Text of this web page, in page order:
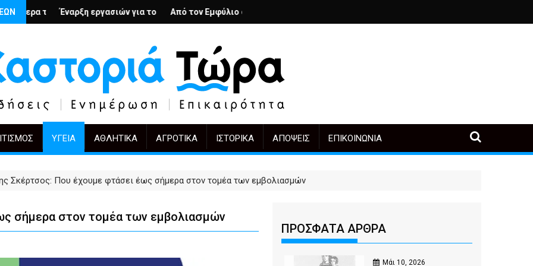
– Ο Άρμιν Βέγκνερ απέναντι στη λήθη
εργασιών για το Κέντρο Ημέρας Ολικής Φροντίδας στην Καστοριά
Από τον Εμφύλιο στην Πόλωση: το ίδιο έργο, άλλοι πρωταγωνιστές
KIFF 51: Η εικόνα μετά την αγορά
ΥΓΕΊΑ ΑΘΛΗΤΙΚΆ ΑΓΡΟΤΙΚΆ ΙΣΤΟΡΙΚΆ ΑΠΌΨΕΙΣ ΕΠΙΚΟΙΝΩΝΊΑ
Σκέρτσος: Που έχουμε φτάσει έως σήμερα στον τομέα των εμβολιασμών
σήμερα στον τομέα των εμβολιασμών
ΠΡΟΣΦΑΤΑ ΑΡΘΡΑ
Μάι 10, 2026